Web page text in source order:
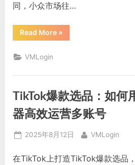
同，小众市场往…
Read More“跨
境
市
如
何
用
VMLogin
浏
器
掘
海”
»
VMLogin
TikTok爆款选品：如何
器高效运营多账号
Posted
2025年8月12日 By
VMLogin
在TikTok上打造TikTok爆款选品